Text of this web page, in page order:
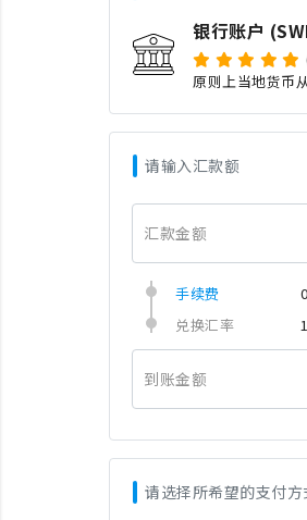
银行账户
原则上当地货币
请输入汇款额
汇款金额
手续费
兑换汇率
到账金额
请选择所希望的支付方